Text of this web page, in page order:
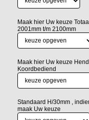
Maak hier Uw keuze
2001mm t/m 2100mm
Maak hier Uw keuze
Koordbediend
Standaard H/30mm ,
maak Uw keuze